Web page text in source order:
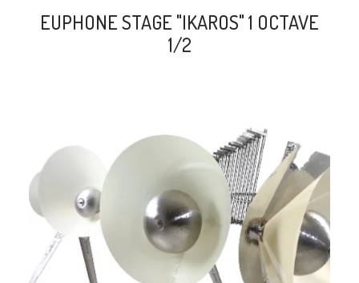
EUPHONE STAGE "IKAROS" 1 OCTAVE
1/2
search